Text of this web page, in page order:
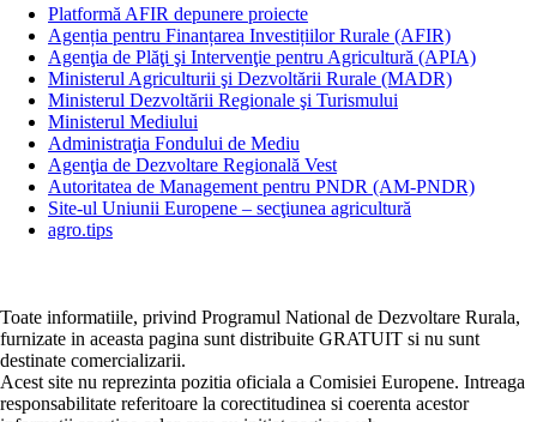
Platformă AFIR depunere proiecte
Agenția pentru Finanțarea Investițiilor Rurale (AFIR)
Agenţia de Plăţi şi Intervenţie pentru Agricultură (APIA)
Ministerul Agriculturii şi Dezvoltării Rurale (MADR)
Ministerul Dezvoltării Regionale şi Turismului
Ministerul Mediului
Administraţia Fondului de Mediu
Agenţia de Dezvoltare Regională Vest
Autoritatea de Management pentru PNDR (AM-PNDR)
Site-ul Uniunii Europene – secţiunea agricultură
agro.tips
Toate informatiile, privind Programul National de Dezvoltare Rurala,
furnizate in aceasta pagina sunt distribuite GRATUIT si nu sunt
destinate comercializarii.
Acest site nu reprezinta pozitia oficiala a Comisiei Europene. Intreaga
responsabilitate referitoare la corectitudinea si coerenta acestor